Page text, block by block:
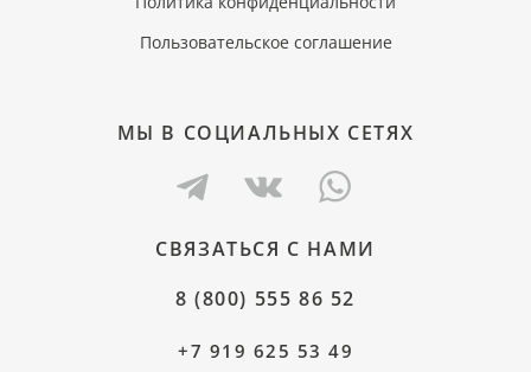
Пользовательское соглашение
МЫ В СОЦИАЛЬНЫХ СЕТЯХ
СВЯЗАТЬСЯ С НАМИ
8 (800) 555 86 52
+7 919 625 53 49